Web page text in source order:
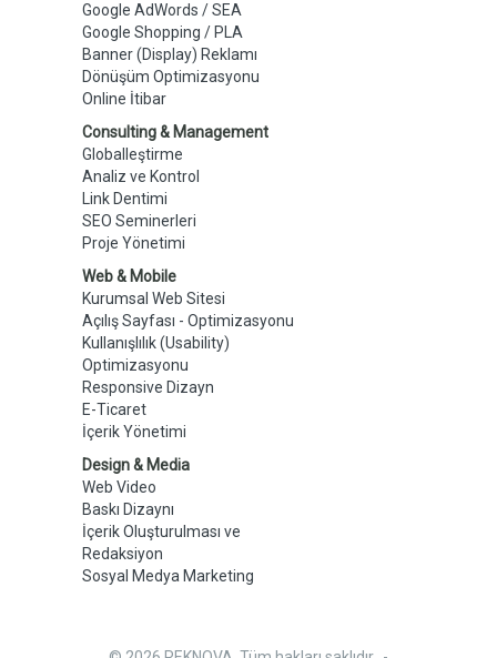
Google AdWords / SEA
Google Shopping / PLA
Banner (Display) Reklamı
Dönüşüm Optimizasyonu
Online İtibar
Consulting & Management
Globalleştirme
Analiz ve Kontrol
Link Dentimi
SEO Seminerleri
Proje Yönetimi
Web & Mobile
Kurumsal Web Sitesi
Açılış Sayfası - Optimizasyonu
Kullanışlılık (Usability)
Optimizasyonu
Responsive Dizayn
E-Ticaret
İçerik Yönetimi
Design & Media
Web Video
Baskı Dizaynı
İçerik Oluşturulması ve
Redaksiyon
Sosyal Medya Marketing